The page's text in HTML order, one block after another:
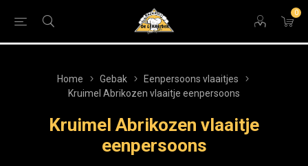
0
Home Gebak
Eenpersoons vlaaitjes
Kruimel Abrikozen vlaaitje eenpersoons
Kruimel Abrikozen vlaaitje
eenpersoons